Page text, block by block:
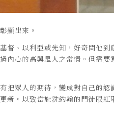
顯出來。
、以利亞或先知，好奇問他到
內心的高興是人之常情。但需要
把眾人的期待，變成對自己的認
新。以致當施洗約翰的門徒眼